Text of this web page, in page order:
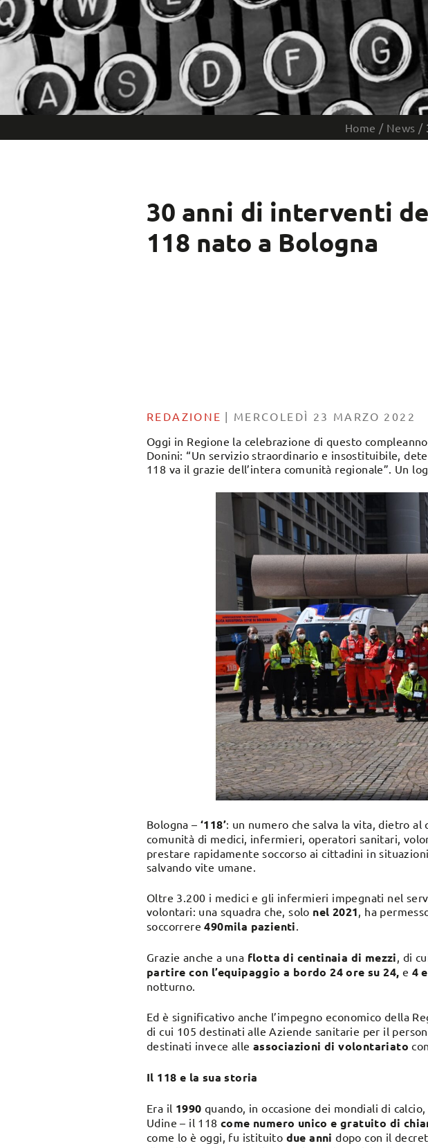
Home / News /
30 anni di interventi
118 nato a Bologna
REDAZIONE | MERCOLEDÌ 23 MARZO 2022
Oggi in Regione la celebrazione di questo
Donini: “Un servizio straordinario e insostituibile,
118 va il grazie dell’intera comunità regionale”. Un
Bologna – ‘118’: un numero che salva la vita, dietro al
comunità di medici, infermieri, operatori sanitari,
prestare rapidamente soccorso ai cittadini in
salvando vite umane.
Oltre 3.200 i medici e gli infermieri impegnati nel
volontari: una squadra che, solo nel 2021, ha
soccorrere490mila pazienti.
Grazie anche a una flotta di centinaia di mezzi, di
partire con l’equipaggio a bordo 24 ore su 24, e 4
notturno.
Ed è significativo anche l’impegno economico della
di cui 105 destinati alle Aziende sanitarie per il
destinati invece alle associazioni di volontariato
Il 118 e la sua storia
Era il 1990 quando, in occasione dei mondiali di
Udine – il 118come numero unico e gratuito di
come lo èoggi, fu istituito due annidopo con il